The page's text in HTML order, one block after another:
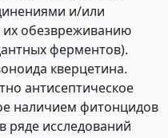
и/или
их обезвреживанию
ферментов).
кверцетина.
антисептическое
наличием фитонцидов
ряде исследований